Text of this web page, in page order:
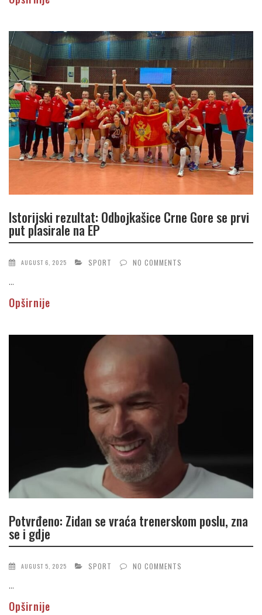
Istorijski rezultat: Odbojkašice Crne Gore se prvi
put plasirale na EP
AUGUST 6, 2025 SPORT NO COMMENTS
...
Opširnije
Potvrđeno: Zidan se vraća trenerskom poslu, zna
se i gdje
AUGUST 5, 2025 SPORT NO COMMENTS
...
Opširnije